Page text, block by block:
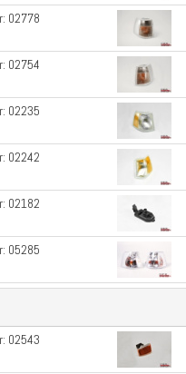
02778
02754
02235
02242
02182
05285
02543